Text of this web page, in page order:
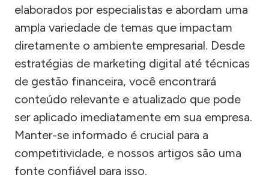
elaborados por especialistas e abordam uma
ampla variedade de temas que impactam
diretamente o ambiente empresarial. Desde
estratégias de marketing digital até técnicas
de gestão financeira, você encontrará
conteúdo relevante e atualizado que pode
ser aplicado imediatamente em sua empresa.
Manter-se informado é crucial para a
competitividade, e nossos artigos são uma
fonte confiável para isso.